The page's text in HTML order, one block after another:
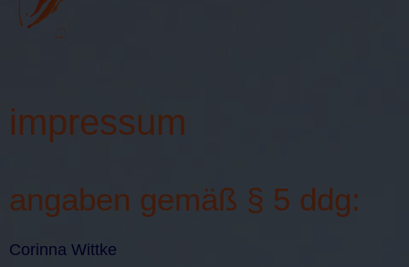
impressum
angaben gemäß § 5 ddg:
Corinna Wittke